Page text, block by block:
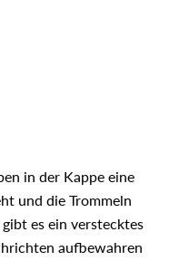
in der Kappe eine
und die Trommeln
es ein verstecktes
aufbewahren